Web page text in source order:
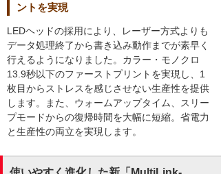
ントを実現
LEDヘッドの採用により、レーザー方式よりも
データ処理終了から書き込み動作までが素早く
行えるようになりました。カラー・モノクロ
13.9秒以下のファーストプリントを実現し、1
枚目からストレスを感じさせない生産性を提供
します。また、ウォームアップタイム、スリー
プモードからの復帰時間を大幅に短縮。省電力
と生産性の両立を実現します。